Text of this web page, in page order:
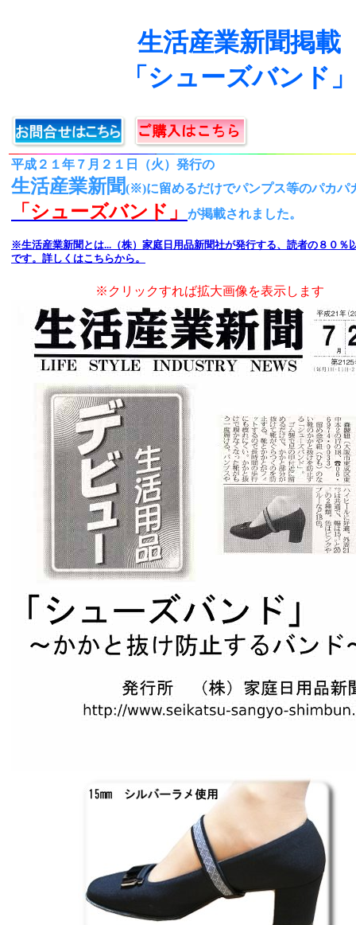
生活産業新聞掲載
「シューズバンド」
平成２１年７月２１日（火）発行の
生活産業新聞(※)に留めるだけでパンプス等のパカパ
「シューズバンド」 が掲載されました。
※生活産業新聞とは...（株）家庭日用品新聞社が発行する、読者の８０％
です。詳しくはこちらから。
※クリックすれば拡大画像を表示します